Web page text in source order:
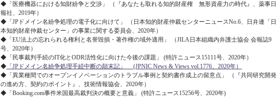
◆「医療機器における知財紛争と交渉」 （『あなたも取れる知的財産権 無形資産力の時代』、薬事日
報社、2019年）
◆「JPドメイン名紛争処理の電子化に向けて」 （日本知的財産仲裁センターニュースNo.6、日弁連「日
本知的財産仲裁センター」の事業に関する委員会、2020年）
◆「EU法上の忘れられる権利と名誉毀損・著作権の域外適用」 （JILA日本組織内弁護士協会 会報誌9
号、2020年）
◆「民事裁判手続のIT化とODR活性化に向けた今後の課題」 (特許ニュース15111号、2020年）
◆ 「JPドメイン名紛争処理手続中断の顛末記」 (JPNIC News & Views vol.1776、2020年）
◆「異業種間でのオープンイノベーションのトラブル事例と契約書作成上の留意点」 （『共同研究開発
の進め方、契約のポイント』、技術情報協会、2020年）
◆「Booking.com事件米国最高裁判決の概要と意義」 (特許ニュース15256号、2020年)